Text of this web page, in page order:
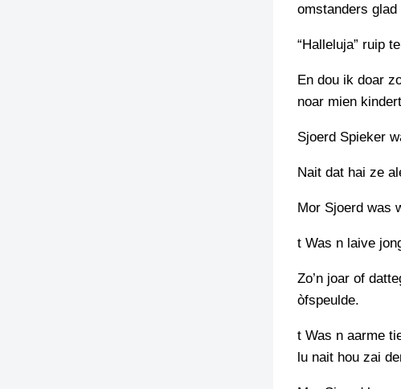
KREUZE
TENEEL
VERHOALEN
omstanders
“Halleluja” ruip
En dou ik doar
noar mien
Sjoerd Spieker
Nait dat hai ze
Mor Sjoerd was
t Was n laive
Zo’n joar of
òfspeulde.
t Was n aarme
lu nait hou zai